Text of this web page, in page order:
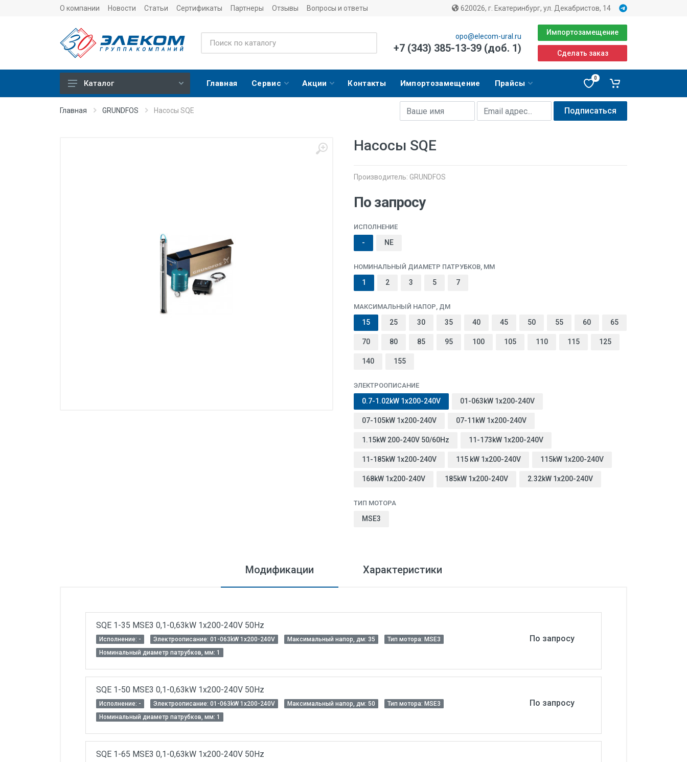
О компании Новости Статьи Сертификаты Партнеры Отзывы Вопросы и ответы 620026, г. Екатеринбург, ул. Декабристов, 14
opo@elecom-ural.ru
+7 (343) 385-13-39 (доб. 1)
Импортозамещение
Сделать заказ
Оборудование для монтажа
Шаровые краны
Клапаны
Приводы
Каталог Главная Сервис Акции Контакты Импортозамещение Прайсы
0
Главная GRUNDFOS Насосы SQE Имя
E-mail адрес Подписаться
Насосы SQE
Производитель: GRUNDFOS
По запросу
ИСПОЛНЕНИЕ
- NE
НОМИНАЛЬНЫЙ ДИАМЕТР ПАТРУБКОВ, ММ
1 2 3 5 7
МАКСИМАЛЬНЫЙ НАПОР, ДМ
15 25 30 35 40 45 50 55 60 65
70 80 85 95 100 105 110 115 125
140 155
ЭЛЕКТРООПИСАНИЕ
0.7-1.02kW 1x200-240V 01-063kW 1x200-240V
07-105kW 1x200-240V 07-11kW 1x200-240V
1.15kW 200-240V 50/60Hz 11-173kW 1x200-240V
11-185kW 1x200-240V 115 kW 1x200-240V 115kW 1x200-240V
168kW 1x200-240V 185kW 1x200-240V 2.32kW 1x200-240V
ТИП МОТОРА
MSЕ3
Модификации Характеристики
SQE 1-35 MSE3 0,1-0,63kW 1x200-240V 50Hz
Исполнение: - Электроописание: 01-063kW 1x200-240V Максимальный напор, дм: 35
Тип мотора: MSЕ3
Номинальный диаметр патрубков, мм: 1
По запросу
SQE 1-50 MSE3 0,1-0,63kW 1x200-240V 50Hz
Исполнение: - Электроописание: 01-063kW 1x200-240V Максимальный напор, дм: 50
Тип мотора: MSЕ3
Номинальный диаметр патрубков, мм: 1
По запросу
SQE 1-65 MSE3 0,1-0,63kW 1x200-240V 50Hz